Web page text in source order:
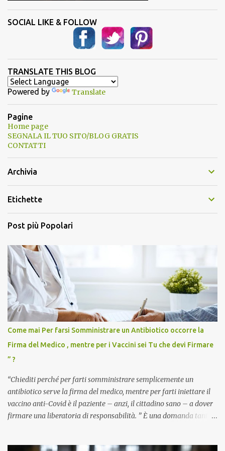
SOCIAL LIKE & FOLLOW
TRANSLATE THIS BLOG
Powered by Translate
Pagine
Home page
SEGNALA IL TUO SITO/BLOG GRATIS
CONTATTI
Archivia
Etichette
Post più Popolari
Come mai Per farsi Somministrare un Antibiotico occorre la
Firma del Medico , mentre per i Vaccini sei Tu che devi Firmare
” ?
“Chiediti perché per farti somministrare semplicemente un
antibiotico serve la firma del medico, mentre per farti iniettare il
vaccino anti-Covid è il paziente – anzi, il cittadino sano – a dover
firmare una liberatoria di responsabilità. ” È una domanda tanto